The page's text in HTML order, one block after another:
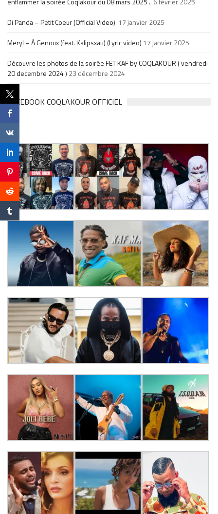
Di Panda – Petit Coeur (Official Video) 17 janvier 2025
Meryl – À Genoux (feat. Kalipsxau) (Lyric video) 17 janvier 2025
Découvre les photos de la soirée FET KAF by COQLAKOUR ( vendredi
20 decembre 2024 ) 23 décembre 2024
FACEBOOK COQLAKOUR OFFICIEL